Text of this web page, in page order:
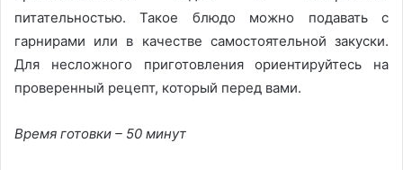
питательностью. Такое блюдо можно подавать с
гарнирами или в качестве самостоятельной закуски.
Для несложного приготовления ориентируйтесь на
проверенный рецепт, который перед вами.
Время готовки – 50 минут